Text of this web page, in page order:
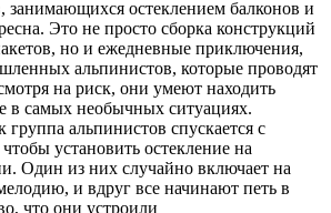
занимающихся остеклением балконов и
Это не просто сборка конструкций
но и ежедневные приключения,
альпинистов, которые проводят
на риск, они умеют находить
в самых необычных ситуациях.
группа альпинистов спускается с
установить остекление на
Один из них случайно включает на
и вдруг все начинают петь в
что они устроили